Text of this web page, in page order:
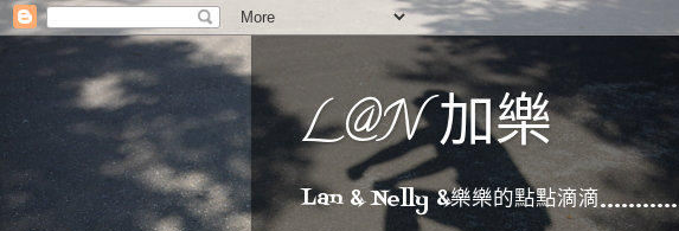
L@N 加樂
Lan & Nelly &樂樂的點點滴滴...........